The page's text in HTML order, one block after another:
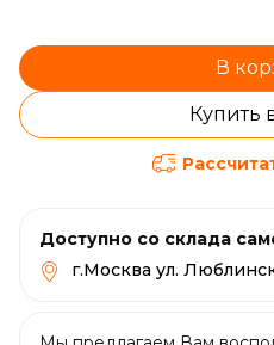
В
Купить
Доступно со склада
г.Москва ул.